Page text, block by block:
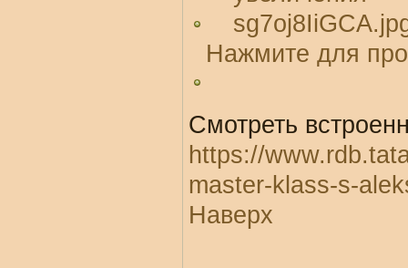
Нажмите для
Смотреть
https://
master-klass-s-
Наверх